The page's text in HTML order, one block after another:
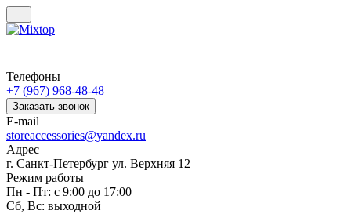
Телефоны
+7 (967) 968-48-48
Заказать звонок
E-mail
storeaccessories@yandex.ru
Адрес
г. Санкт-Петербург ул. Верхняя 12
Режим работы
Пн - Пт: с 9:00 до 17:00
Сб, Вс: выходной